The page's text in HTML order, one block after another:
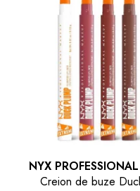
NYX
Creion de buze